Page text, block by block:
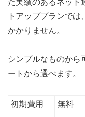
た実績のあるネット
トアッププランで
かかりません。
シンプルなものから
ートから選べます。
初期費用 無料